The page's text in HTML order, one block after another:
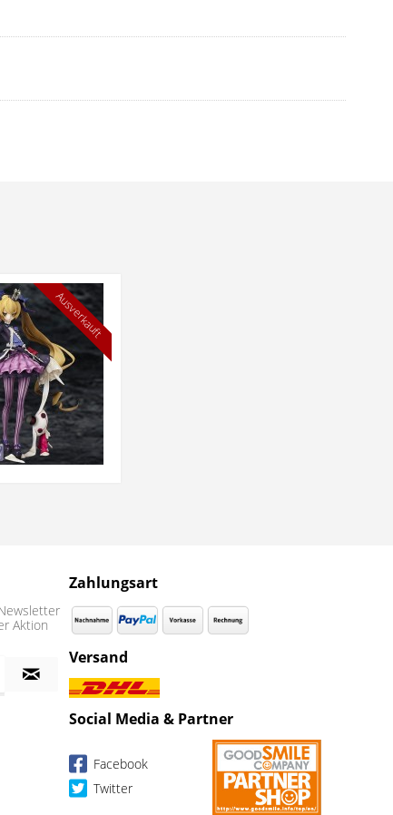
Ausverkauft
Aktion
Zahlungsart
Versand
Social Media & Partner
Facebook
Twitter